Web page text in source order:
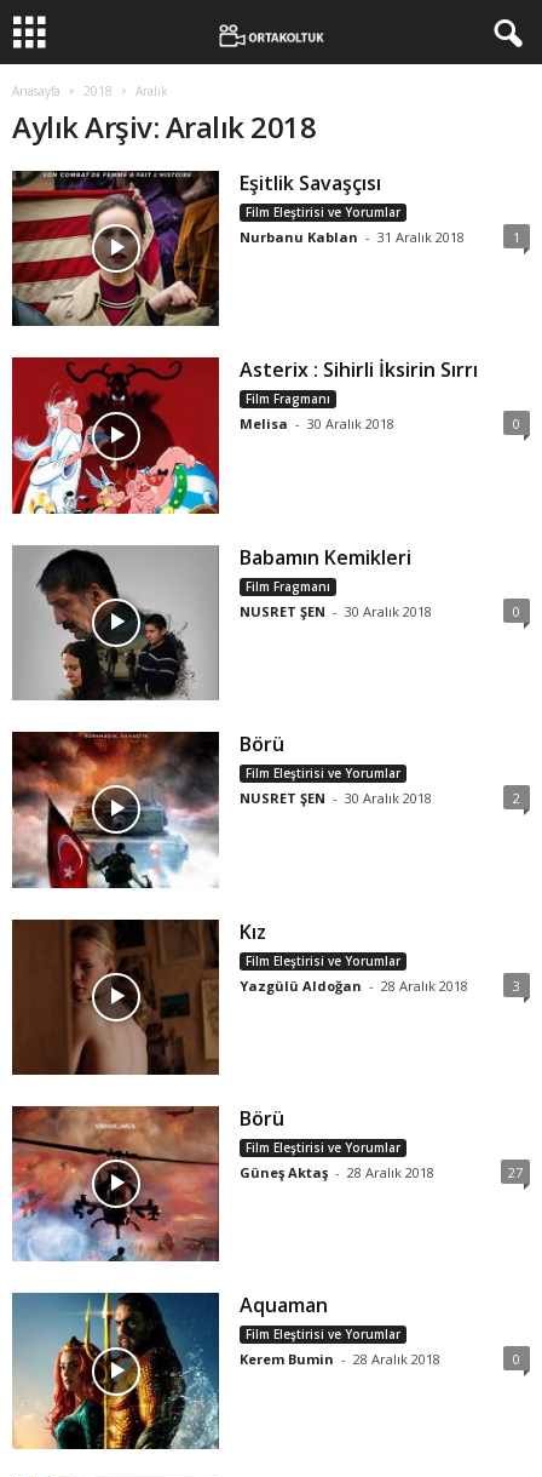
Anasayfa 2018 Aralık
Aylık Arşiv: Aralık 2018
Eşitlik Savaşçısı
Film Eleştirisi ve Yorumlar
Nurbanu Kablan - 31 Aralık 2018 1
Asterix : Sihirli İksirin Sırrı
Film Fragmanı
Melisa - 30 Aralık 2018 0
Babamın Kemikleri
Film Fragmanı
NUSRET ŞEN - 30 Aralık 2018 0
Börü
Film Eleştirisi ve Yorumlar
NUSRET ŞEN - 30 Aralık 2018 2
Kız
Film Eleştirisi ve Yorumlar
Yazgülü Aldoğan - 28 Aralık 2018 3
Börü
Film Eleştirisi ve Yorumlar
Güneş Aktaş - 28 Aralık 2018 27
Aquaman
Film Eleştirisi ve Yorumlar
Kerem Bumin - 28 Aralık 2018 0